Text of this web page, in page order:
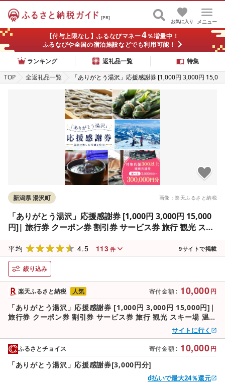
[PR]
メニュー
お気に入り
【付与上限なし】ふるなびマネー4％増量中！
ふるなびや全国の宿泊施設などでも利用可能！
ランキング
返礼品一覧
特集
TOP
全返礼品一覧
「ありがとう湯沢」応援感謝券 [1,000円 3,000円 15,0
00円]| 旅行券 クーポン券 割引券 サービス券 旅行 観光
スキー場 温泉 お土産 旅館 ホテル 民宿 レジャー施設 お
食事券 地域商品券 リフト券 旅行券 スノーボード チケ
ット 越後湯沢
画像：楽天ふるさと納税
新潟県 湯沢町
「ありがとう湯沢」応援感謝券 [1,000円 3,000円 15,000
円]| 旅行券 クーポン券 割引券 サービス券 旅行 観光 スキ
地域商品券 リフト券 旅行券 スノーボード チケット 越後
湯沢
平均 4.5 113 件 9サイトで掲載
絞り込み
寄付金額 : 10,000円
楽天ふるさと納税
「ありがとう湯沢」応援感謝券 [1,000円 3,000円 15,000円]|
旅行券 クーポン券 割引券 サービス券 旅行 観光 スキー場 温泉
お土産 旅館 ホテル 民宿 レジャー施設 お食事券 地域商品券 リ
フト券 旅行券 スノーボード チケット 越後湯沢
人気
サイトに行く
寄付金額 : 10,000円
ふるさとチョイス
「ありがとう湯沢」応援感謝券[3,000円分]
d払いで最大24％還元